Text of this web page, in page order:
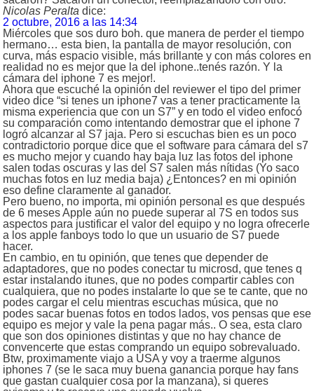
Nicolas Peralta dice:
2 octubre, 2016 a las 14:34
Miércoles que sos duro boh. que manera de perder el tiempo
hermano… esta bien, la pantalla de mayor resolución, con
curva, más espacio visible, más brillante y con más colores en
realidad no es mejor que la del iphone..tenés razón. Y la
cámara del iphone 7 es mejor!.
Ahora que escuché la opinión del reviewer el tipo del primer
video dice “si tenes un iphone7 vas a tener practicamente la
misma experiencia que con un S7” y en todo el video enfocó
su comparación como intentando demostrar que el iphone 7
logró alcanzar al S7 jaja. Pero si escuchas bien es un poco
contradictorio porque dice que el software para cámara del s7
es mucho mejor y cuando hay baja luz las fotos del iphone
salen todas oscuras y las del S7 salen más nítidas (Yo saco
muchas fotos en luz media baja) ¿Entonces? en mi opinión
eso define claramente al ganador.
Pero bueno, no importa, mi opinión personal es que después
de 6 meses Apple aún no puede superar al 7S en todos sus
aspectos para justificar el valor del equipo y no logra ofrecerle
a los apple fanboys todo lo que un usuario de S7 puede
hacer.
En cambio, en tu opinión, que tenes que depender de
adaptadores, que no podes conectar tu microsd, que tenes q
estar instalando itunes, que no podes compartir cables con
cualquiera, que no podes instalarte lo que se te cante, que no
podes cargar el celu mientras escuchas música, que no
podes sacar buenas fotos en todos lados, vos pensas que ese
equipo es mejor y vale la pena pagar más.. O sea, esta claro
que son dos opiniones distintas y que no hay chance de
convencerte que estas comprando un equipo sobrevaluado.
Btw, proximamente viajo a USA y voy a traerme algunos
iphones 7 (se le saca muy buena ganancia porque hay fans
que gastan cualquier cosa por la manzana), si queres